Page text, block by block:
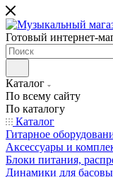
Готовый интернет-
Каталог
По всему сайту
По каталогу
Каталог
Гитарное
Аксессуары и
Блоки питания,
Динамики для